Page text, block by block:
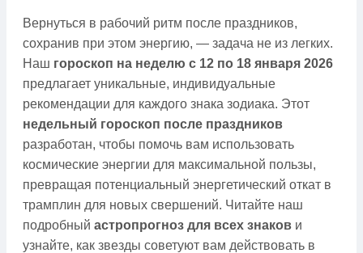
Вернуться в рабочий ритм после праздников,
сохранив при этом энергию, — задача не из легких.
Наш гороскоп на неделю с 12 по 18 января 2026
предлагает уникальные, индивидуальные
рекомендации для каждого знака зодиака. Этот
недельный гороскоп после праздников
разработан, чтобы помочь вам использовать
космические энергии для максимальной пользы,
превращая потенциальный энергетический откат в
трамплин для новых свершений. Читайте наш
подробный астропрогноз для всех знаков и
узнайте, как звезды советуют вам действовать в